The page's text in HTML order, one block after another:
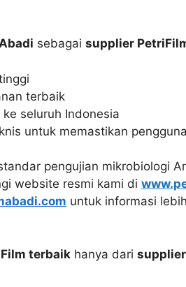
sebagai supplier
terbaik
seluruh Indonesia
untuk memastikan
pengujian mikrobiologi
website resmi kami di
untuk informasi
terbaik hanya dari